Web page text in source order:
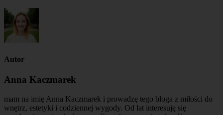
Autor
Anna Kaczmarek
mam na imię Anna Kaczmarek i prowadzę tego bloga z miłości do
wnętrz, estetyki i codziennej wygody. Od lat interesuję się